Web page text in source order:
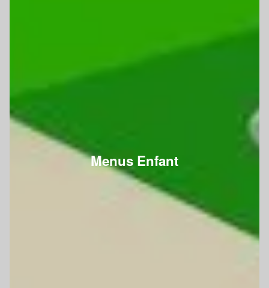
Menus Enfant